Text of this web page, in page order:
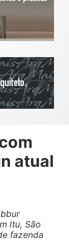
atual
Itu, São
fazenda